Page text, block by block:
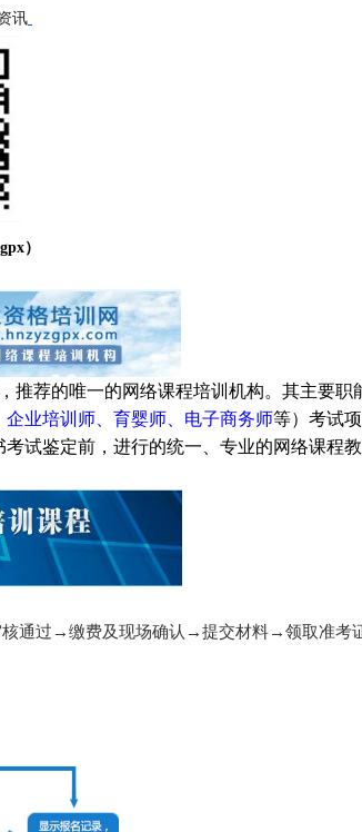
讯
）
推荐的唯一的网络课程培训机构。其主要职
业培训师、育婴师、电子商务师等）考试
试鉴定前，进行的统一、专业的网络课程
通过→缴费及现场确认→提交材料→领取准考